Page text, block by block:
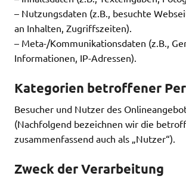
– Nutzungsdaten (z.B., besuchte
an Inhalten, Zugriffszeiten).
– Meta-/Kommunikationsdaten (z.B.,
Informationen, IP-Adressen).
Kategorien betroffener
Besucher und Nutzer des
(Nachfolgend bezeichnen wir die
zusammenfassend auch als „Nutzer“).
Zweck der Verarbeitung